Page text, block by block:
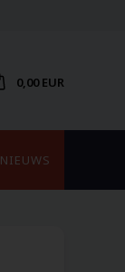
0,00 EUR
NIEUWS